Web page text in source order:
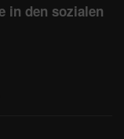
in den sozialen